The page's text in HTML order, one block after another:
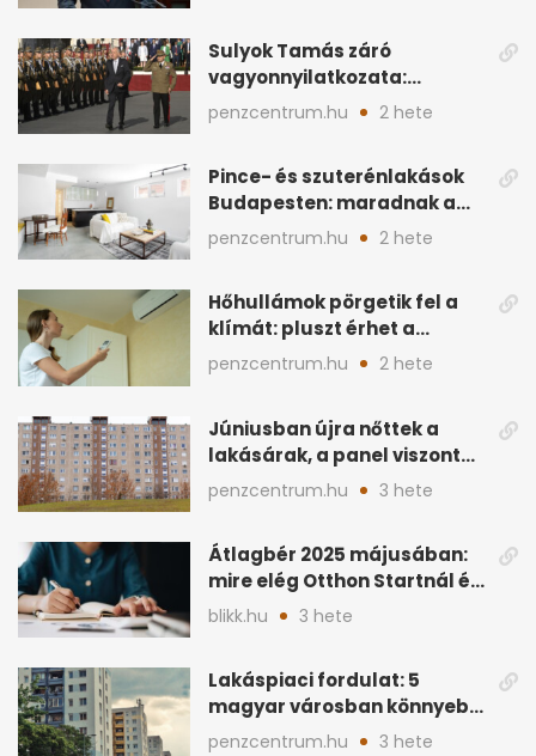
Sulyok Tamás záró
vagyonnyilatkozata:
ingatlanok és
megtakarítások
penzcentrum.hu 2 hete
Pince- és szuterénlakások
Budapesten: maradnak a
szigorú szabályok
penzcentrum.hu 2 hete
Hőhullámok pörgetik fel a
klímát: pluszt érhet a
lakásban a hűtés
penzcentrum.hu 2 hete
Júniusban újra nőttek a
lakásárak, a panel viszont
lemaradt
penzcentrum.hu 3 hete
Átlagbér 2025 májusában:
mire elég Otthon Startnál és
hitelnél?
blikk.hu 3 hete
Lakáspiaci fordulat: 5
magyar városban könnyebb
lett lakást venni
penzcentrum.hu 3 hete